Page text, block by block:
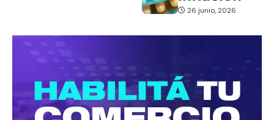
26 junio, 2026